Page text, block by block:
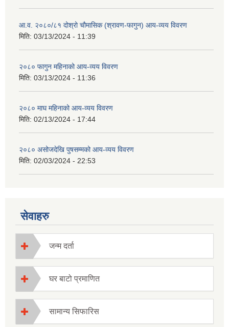
आ.व. २०८०/८१ दोश्रो चौमासिक (श्रावण-फागुन) आय-व्यय विवरण
मिति: 03/13/2024 - 11:39
२०८० फागुन महिनाको आय-व्यय विवरण
मिति: 03/13/2024 - 11:36
२०८० माघ महिनाको आय-व्यय विवरण
मिति: 02/13/2024 - 17:44
२०८० असोजदेखि पुषसम्मको आय-व्यय विवरण
मिति: 02/03/2024 - 22:53
सेवाहरु
जन्म दर्ता
घर बाटो प्रमाणित
सामान्य सिफारिस